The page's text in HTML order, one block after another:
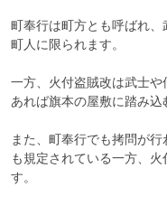
町奉行は町方とも呼ばれ
町人に限られます。
一方、火付盗賊改は武士
あれば旗本の屋敷に踏み込
また、町奉行でも拷問が
も規定されている一方、
す。